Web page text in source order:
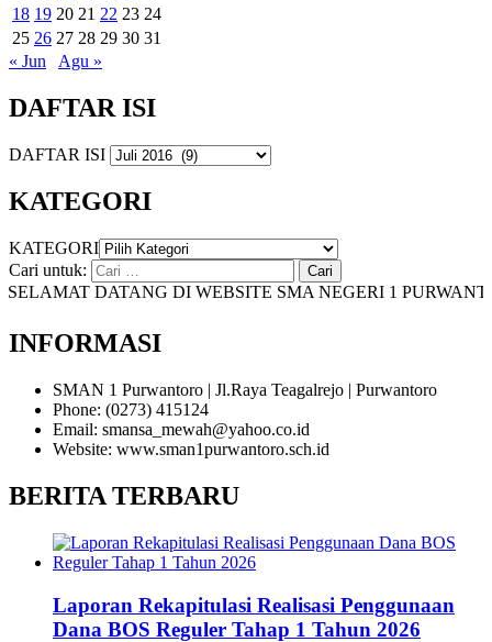
18 19 20 21 22 23 24
25 26 27 28 29 30 31
« Jun
Agu »
DAFTAR ISI
DAFTAR ISI
KATEGORI
KATEGORI
Cari untuk:
DATANG DI WEBSITE SMA NEGERI 1
INFORMASI
SMAN 1 Purwantoro | Jl.Raya Teagalrejo | Purwantoro
Phone: (0273) 415124
Email: smansa_mewah@yahoo.co.id
Website: www.sman1purwantoro.sch.id
BERITA TERBARU
Laporan Rekapitulasi Realisasi Penggunaan
Dana BOS Reguler Tahap 1 Tahun 2026